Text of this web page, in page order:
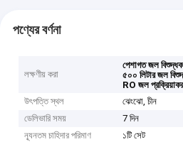
পণ্যের বর্ণনা
লক্ষণীয় করা
পেশাগত জল
৫০০ লিটার জল
RO জল
উৎপত্তি স্থল
ঝেংঝো, চীন
ডেলিভারি সময়
7 দিন
ন্যূনতম চাহিদার পরিমাণ
১টি সেট